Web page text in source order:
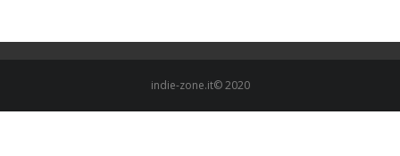
indie-zone.it© 2020